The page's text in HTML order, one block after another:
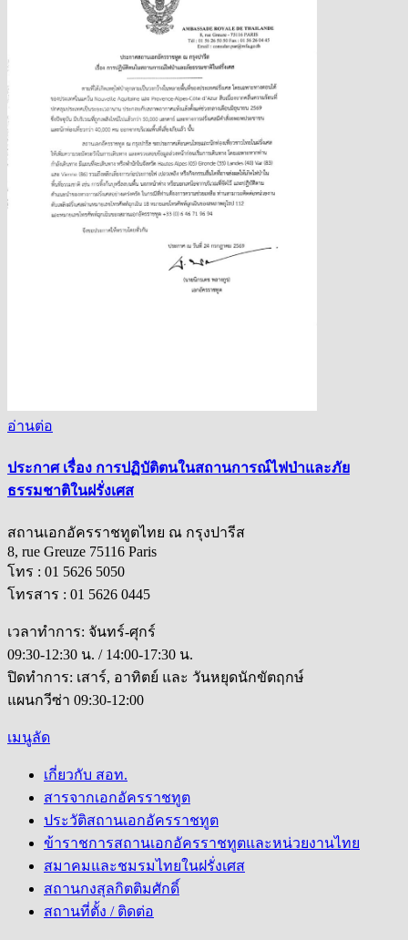
อ่านต่อ
ประกาศ เรื่อง การปฏิบัติตนในสถานการณ์ไฟป่าและภัย
ธรรมชาติในฝรั่งเศส
สถานเอกอัครราชทูตไทย ณ กรุงปารีส
8, rue Greuze 75116 Paris
โทร : 01 5626 5050
โทรสาร : 01 5626 0445
เวลาทำการ: จันทร์-ศุกร์
09:30-12:30 น. / 14:00-17:30 น.
ปิดทำการ: เสาร์, อาทิตย์ และ วันหยุดนักขัตฤกษ์
แผนกวีซ่า 09:30-12:00
เมนูลัด
เกี่ยวกับ สอท.
สารจากเอกอัครราชทูต
ประวัติสถานเอกอัครราชทูต
ข้าราชการสถานเอกอัครราชทูตและหน่วยงานไทย
สมาคมและชมรมไทยในฝรั่งเศส
สถานกงสุลกิตติมศักดิ์
สถานที่ตั้ง / ติดต่อ